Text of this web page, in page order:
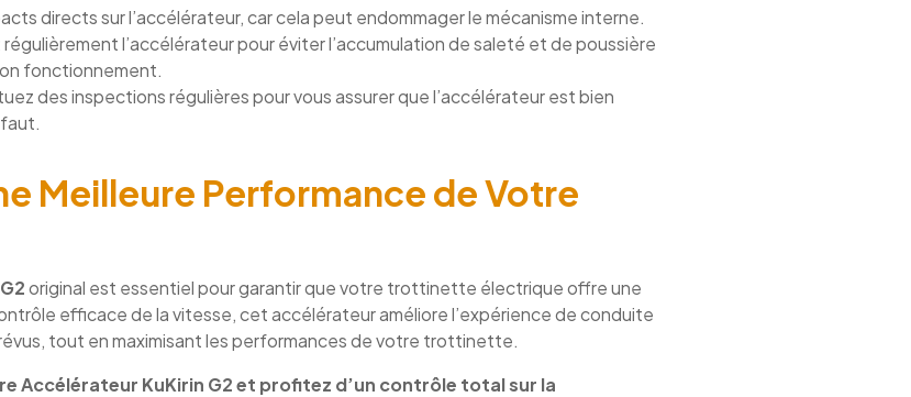
directs sur l’accélérateur, car cela peut endommager le mécanisme interne.
l’accélérateur pour éviter l’accumulation de saleté et de poussière
fonctionnement.
des inspections régulières pour vous assurer que l’accélérateur est bien
Meilleure Performance de Votre
original est essentiel pour garantir que votre trottinette électrique offre une
efficace de la vitesse, cet accélérateur améliore l’expérience de conduite
tout en maximisant les performances de votre trottinette.
Accélérateur KuKirin G2 et profitez d’un contrôle total sur la